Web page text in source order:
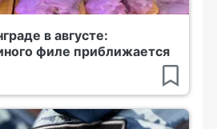
в августе:
филе приближается